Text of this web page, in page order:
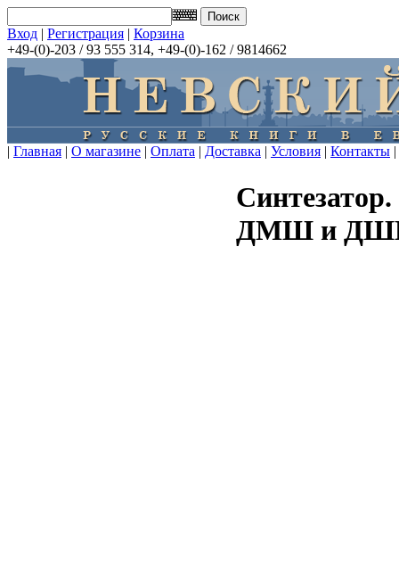
Вход | Регистрация | Корзина
+49-(0)-203 / 93 555 314, +49-(0)-162 / 9814662
| Главная | О магазине | Оплата | Доставка | Условия | Контакты |
ДМШ и